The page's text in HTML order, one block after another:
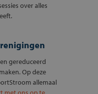
over alles
gereduceerd
Op deze
allemaal